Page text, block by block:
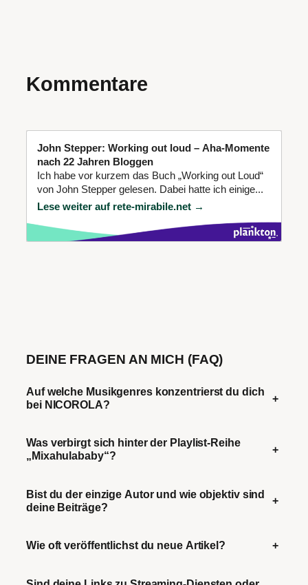
Kommentare
John Stepper: Working out loud – Aha-Momente
nach 22 Jahren Bloggen
Ich habe vor kurzem das Buch „Working out Loud“
von John Stepper gelesen. Dabei hatte ich einige...
Lese weiter auf rete-mirabile.net →
DEINE FRAGEN AN MICH (FAQ)
Auf welche Musikgenres konzentrierst du dich
bei NICOROLA?
+
Was verbirgt sich hinter der Playlist-Reihe
„Mixahulababy“?
+
Bist du der einzige Autor und wie objektiv sind
deine Beiträge?
+
Wie oft veröffentlichst du neue Artikel? +